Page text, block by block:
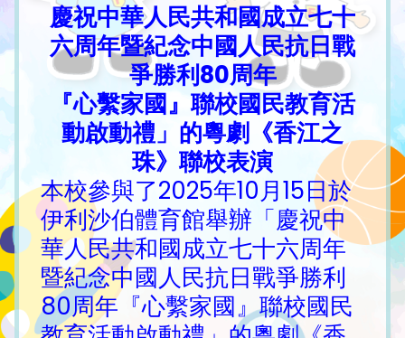
慶祝中華人民共和國成立七十
六周年暨紀念中國人民抗日戰
爭勝利80周年
『心繫家國』聯校國民教育活
動啟動禮」的粵劇《香江之
珠》聯校表演
本校參與了2025年10月15日於
伊利沙伯體育館舉辦「慶祝中
華人民共和國成立七十六周年
暨紀念中國人民抗日戰爭勝利
80周年『心繫家國』聯校國民